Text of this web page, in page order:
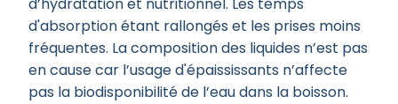
d’hydratation et nutritionnel. Les temps
d'absorption étant rallongés et les prises moins
fréquentes. La composition des liquides n’est pas
en cause car l’usage d'épaississants n’affecte
pas la biodisponibilité de l’eau dans la boisson.